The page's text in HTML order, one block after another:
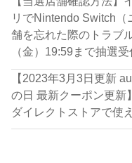
リでNintendo Switch
舗を忘れた際のトラブ
（金）19:59まで抽選受
【2023年3月3日更新
の日 最新クーポン更新
ダイレクトストアで使